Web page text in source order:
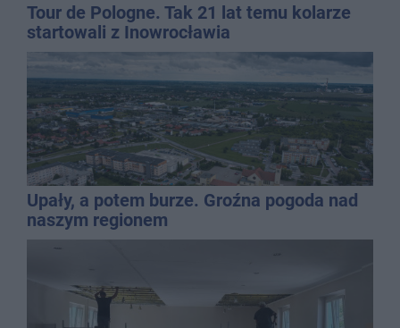
Tour de Pologne. Tak 21 lat temu kolarze
startowali z Inowrocławia
Upały, a potem burze. Groźna pogoda nad
naszym regionem